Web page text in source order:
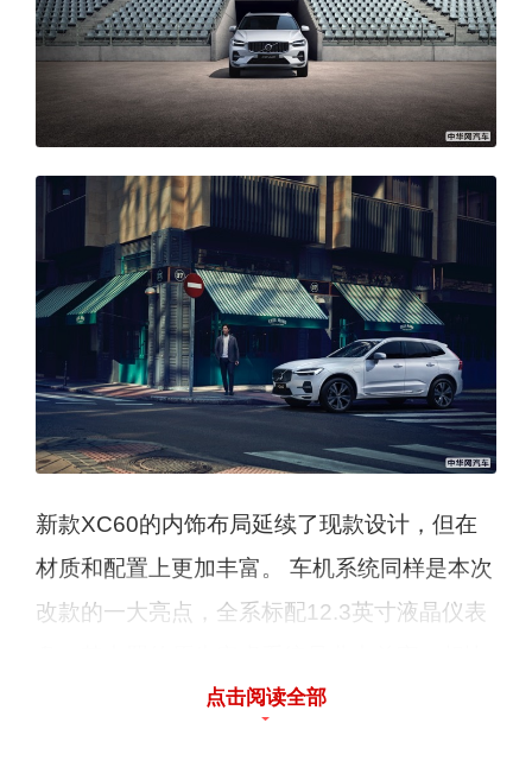
新款XC60的内饰布局延续了现款设计，但在
材质和配置上更加丰富。 车机系统同样是本次
改款的一大亮点，全系标配12.3英寸液晶仪表
起其他车机系统运行更安全、响应更快速。
点击阅读全部